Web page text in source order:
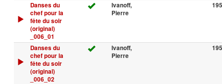
Danses du
chef pour la
fête du soir
(original)
_006_01
Ivanoff,
Pierre
Danses du
chef pour la
fête du soir
(original)
_006_02
Ivanoff,
Pierre